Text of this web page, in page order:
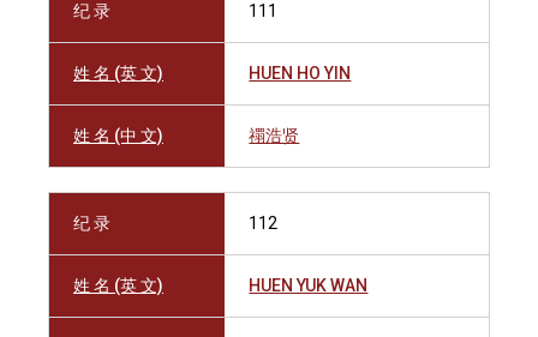
纪 录 111
姓 名 (英 文) HUEN HO YIN
姓 名 (中 文) 禤浩贤
纪 录 112
姓 名 (英 文) HUEN YUK WAN